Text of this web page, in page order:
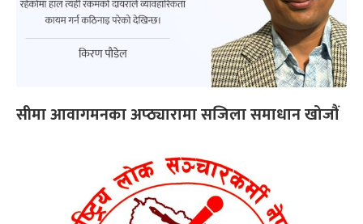
सीमा आवागमनका अप्ठ्यारामा सजिला समाधान खोजौं